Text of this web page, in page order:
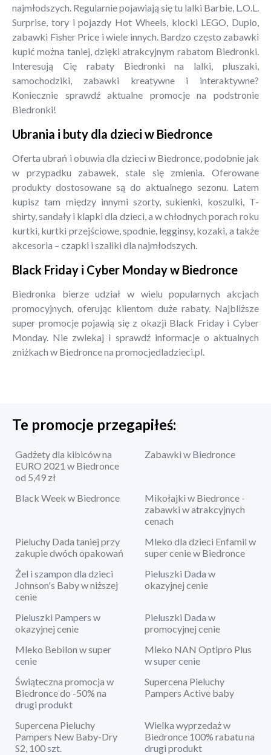
najmłodszych. Regularnie pojawiają się tu lalki Barbie, L.O.L.
Surprise, tory i pojazdy Hot Wheels, klocki LEGO, Duplo,
zabawki Fisher Price i wiele innych. Bardzo często zabawki
kupić można taniej, dzięki atrakcyjnym rabatom Biedronki.
Interesują Cię rabaty Biedronki na lalki, pluszaki,
samochodziki, zabawki kreatywne i interaktywne?
Koniecznie sprawdź aktualne promocje na podstronie
Biedronki!
Ubrania i buty dla dzieci w Biedronce
Oferta ubrań i obuwia dla dzieci w Biedronce, podobnie jak
w przypadku zabawek, stale się zmienia. Oferowane
produkty dostosowane są do aktualnego sezonu. Latem
kupisz tam między innymi szorty, sukienki, koszulki, T-
shirty, sandały i klapki dla dzieci, a w chłodnych porach roku
kurtki, kurtki przejściowe, spodnie, legginsy, kozaki, a także
akcesoria – czapki i szaliki dla najmłodszych.
Black Friday i Cyber Monday w Biedronce
Biedronka bierze udział w wielu popularnych akcjach
promocyjnych, oferując klientom duże rabaty. Najbliższe
super promocje pojawią się z okazji Black Friday i Cyber
Monday. Nie zwlekaj i sprawdź informacje o aktualnych
zniżkach w Biedronce na promocjedladzieci.pl.
Te promocje przegapiłeś:
Gadżety dla kibiców na
EURO 2021 w Biedronce
od 5,49 zł
Zabawki w Biedronce
Black Week w Biedronce
Mikołajki w Biedronce -
zabawki w atrakcyjnych
cenach
Pieluchy Dada taniej przy
zakupie dwóch opakowań
Mleko dla dzieci Enfamil w
super cenie w Biedronce
Żel i szampon dla dzieci
Johnson's Baby w niższej
cenie
Pieluszki Dada w
okazyjnej cenie
Pieluszki Pampers w
okazyjnej cenie
Pieluszki Dada w
promocyjnej cenie
Mleko Bebilon w super
cenie
Mleko NAN Optipro Plus
w super cenie
Świąteczna promocja w
Biedronce do -50% na
drugi produkt
Supercena Pieluchy
Pampers Active baby
Supercena Pieluchy
Pampers New Baby-Dry
S2, 100 szt.
Wielka wyprzedaż w
Biedronce 100% rabatu na
drugi produkt